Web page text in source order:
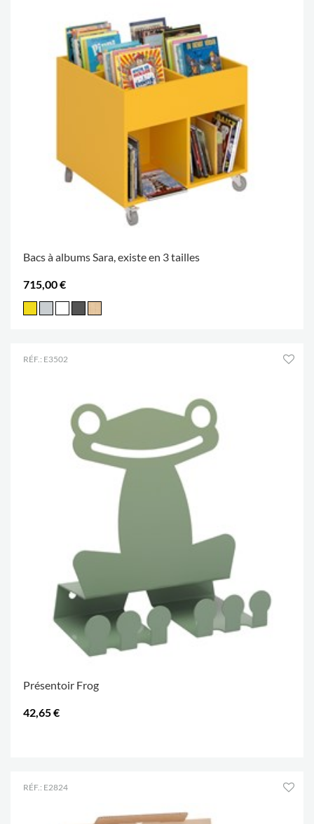
Bacs à albums Sara, existe en 3 tailles
715,00 €
RÉF.: E3502
Présentoir Frog
42,65 €
RÉF.: E2824